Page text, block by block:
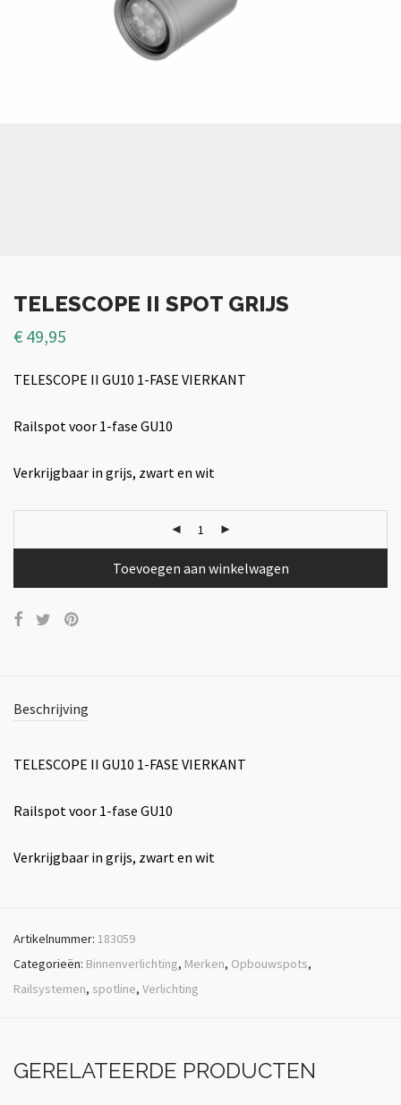
TELESCOPE II SPOT GRIJS
€ 49,95
TELESCOPE II GU10 1-FASE VIERKANT
Railspot voor 1-fase GU10
Verkrijgbaar in grijs, zwart en wit
Toevoegen aan winkelwagen
Beschrijving
TELESCOPE II GU10 1-FASE VIERKANT
Railspot voor 1-fase GU10
Verkrijgbaar in grijs, zwart en wit
Artikelnummer: 183059
Categorieën: Binnenverlichting, Merken, Opbouwspots,
Railsystemen, spotline, Verlichting
GERELATEERDE PRODUCTEN